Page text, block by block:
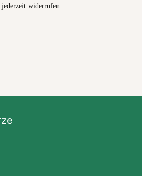
widerrufen.